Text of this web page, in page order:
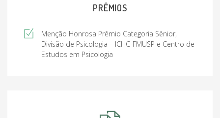
PRÊMIOS
Menção Honrosa Prêmio Categoria Sênior,
Divisão de Psicologia – ICHC-FMUSP e Centro de
Estudos em Psicologia